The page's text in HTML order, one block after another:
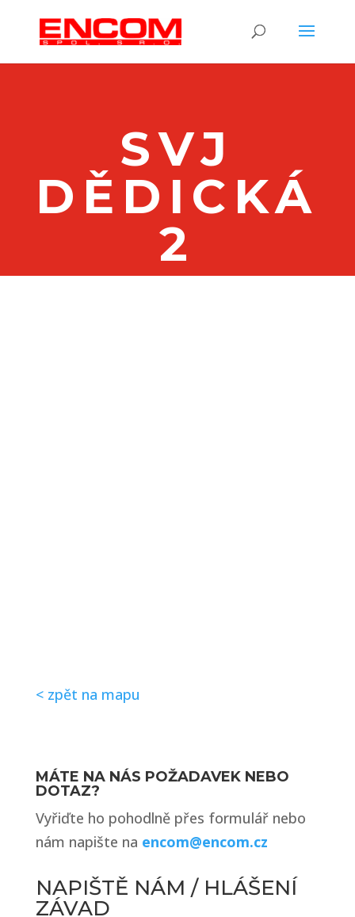
SVJ
DĚDICKÁ
2
< zpět na mapu
MÁTE NA NÁS POŽADAVEK NEBO
DOTAZ?
Vyřiďte ho pohodlně přes formulář nebo
nám napište na encom@encom.cz
NAPIŠTĚ NÁM / HLÁŠENÍ
ZÁVAD